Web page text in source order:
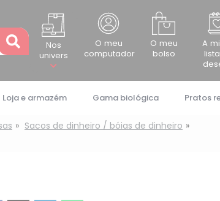
Rechercher
Nos
univers
O meu
computador
O meu
bolso
A
Loja e armazém Gama biológica Pratos
Sacos de dinheiro / bóias de dinheiro